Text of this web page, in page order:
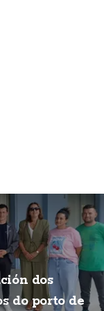
dos
do porto de